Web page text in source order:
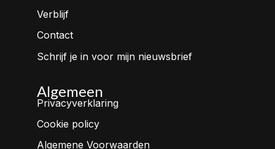
Verblijf
Contact
Schrijf je in voor mijn nieuwsbrief
Algemeen
Privacyverklaring
Cookie policy
Algemene Voorwaarden